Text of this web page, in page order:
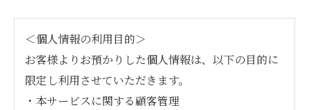
＜個人情報の利用目的＞
お客様よりお預かりした個人情報は、以下の目的に
限定し利用させていただきます。
・本サービスに関する顧客管理